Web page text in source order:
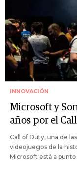
INNOVACIÓN
Microsoft y
años por el
Call of Duty, una de
videojuegos de la
Microsoft está a